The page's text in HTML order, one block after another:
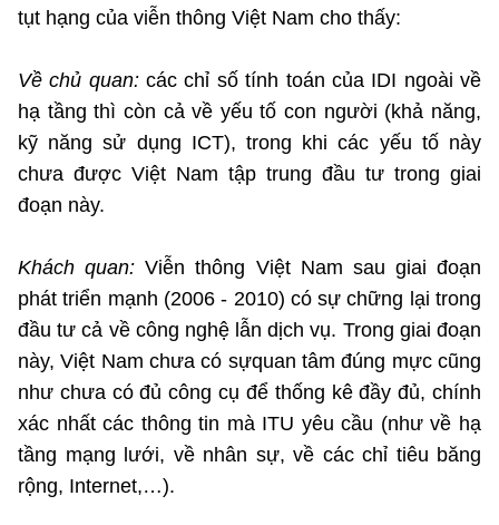
©2025 Bản quyền thuộc Bộ Khoa Học và Công Nghệ
tụt hạng của viễn thông Việt Nam cho thấy:
Về chủ quan:các chỉ số tính toán của IDI ngoài về
hạ tầng thì còn cả về yếu tố con người (khả năng,
kỹ năng sử dụng ICT), trong khi các yếu tố này
chưa được Việt Nam tập trung đầu tư trong giai
đoạn này.
Khách quan:Viễn thông Việt Nam sau giai đoạn
phát triển mạnh (2006 - 2010) có sự chững lại trong
đầu tư cả về công nghệ lẫn dịch vụ. Trong giai đoạn
này, Việt Nam chưa có sựquan tâm đúng mực cũng
như chưa có đủ công cụ để thống kê đầy đủ, chính
xác nhất các thông tin mà ITU yêu cầu (như về hạ
tầng mạng lưới, về nhân sự, về các chỉ tiêu băng
rộng, Internet,…).